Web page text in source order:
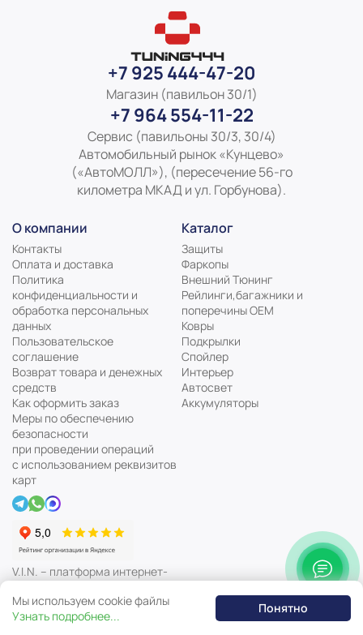
+7 925 444-47-20
Магазин (павильон 30/1)
+7 964 554-11-22
Сервис (павильоны 30/3, 30/4)
Автомобильный рынок «Кунцево»
(«АвтоМОЛЛ»), (пересечение 56-го
километра МКАД и ул. Горбунова).
О компании
Контакты
Оплата и доставка
Политика
конфиденциальности и
обработка персональных
данных
Пользовательское
соглашение
Возврат товара и денежных
средств
Как оформить заказ
Меры по обеспечению
безопасности
при проведении операций
с использованием реквизитов
карт
V.I.N. – платформа интернет-
Каталог
Защиты
Фаркопы
Внешний Тюнинг
Рейлинги,багажники и
поперечины ОЕМ
Ковры
Подкрылки
Спойлер
Интерьер
Автосвет
Аккумуляторы
Мы используем cookie файлы
Узнать подробнее...
Понятно